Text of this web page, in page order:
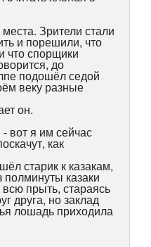
Зрители стали
и порешили, что
что спорщики
до
подошёл седой
веку разные
он.
- вот я им сейчас
как
старик к казакам,
полминуты казаки
прыть, стараясь
друга, но заклад
лошадь приходила